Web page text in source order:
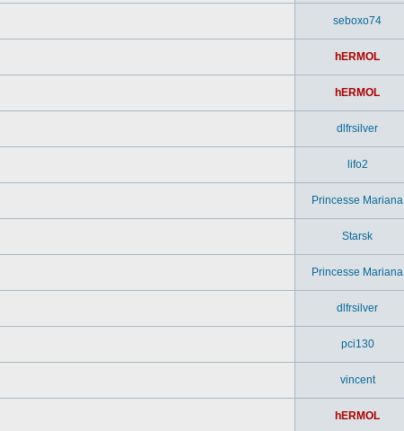
seboxo74
hERMOL
hERMOL
dlfrsilver
lifo2
Princesse Mariana
Starsk
Princesse Mariana
dlfrsilver
pci130
vincent
hERMOL